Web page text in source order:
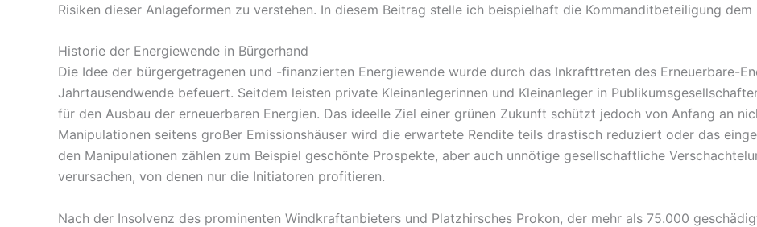
Risiken dieser Anlageformen zu verstehen. In diesem Beitrag stelle ich beispielhaft die Kommanditbeteiligung dem
Historie der Energiewende in Bürgerhand
Die Idee der bürgergetragenen und -finanzierten Energiewende wurde durch das Inkrafttreten des Erneuerbare-
Jahrtausendwende befeuert. Seitdem leisten private Kleinanlegerinnen und Kleinanleger in
für den Ausbau der erneuerbaren Energien. Das ideelle Ziel einer grünen Zukunft schützt jedoch von Anfang an
Manipulationen seitens großer Emissionshäuser wird die erwartete Rendite teils drastisch reduziert oder das
den Manipulationen zählen zum Beispiel geschönte Prospekte, aber auch unnötige gesellschaftliche
verursachen, von denen nur die Initiatoren profitieren.
Nach der Insolvenz des prominenten Windkraftanbieters und Platzhirsches Prokon, der mehr als 75.000